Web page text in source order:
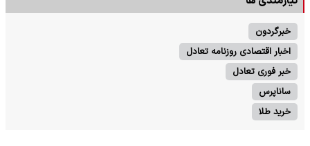
خبرگردون
اخبار اقتصادی روزنامه تعادل
خبر فوری تعادل
ساناپرس
خرید طلا